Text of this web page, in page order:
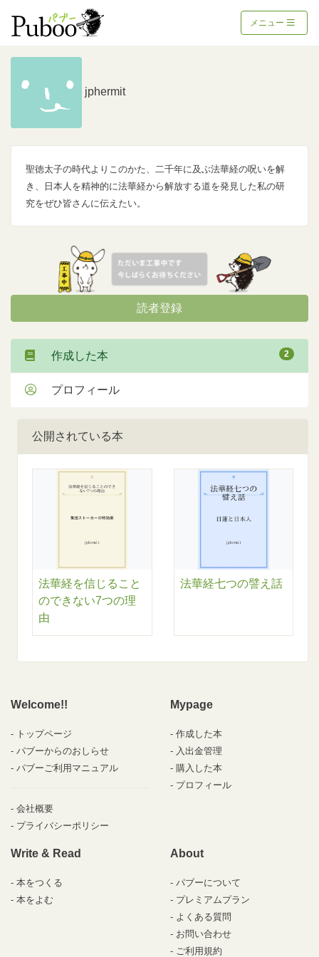
メニュー
公開されている本
法華経を信じること
のできない7つの理
由
法華経七つの譬え話
jphermit
聖徳太子の時代よりこのかた、二千年に及ぶ法華経の呪いを解
き、日本人を精神的に法華経から解放する道を発見した私の研
究をぜひ皆さんに伝えたい。
読者登録
作成した本 2
プロフィール
Welcome!!
トップページ
パブーからのおしらせ
パブーご利用マニュアル
会社概要
プライバシーポリシー
Mypage
作成した本
入出金管理
購入した本
プロフィール
Write & Read
本をつくる
本をよむ
About
パブーについて
プレミアムプラン
よくある質問
お問い合わせ
ご利用規約